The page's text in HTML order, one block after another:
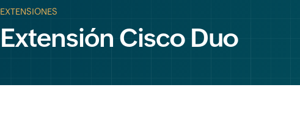
EXTENSIONES
Extensión Cisco Duo